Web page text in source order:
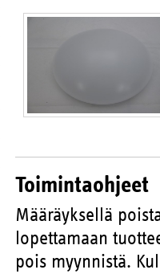
Toimintaohjeet
Määräyksellä
lopettamaan
pois myynnistä.